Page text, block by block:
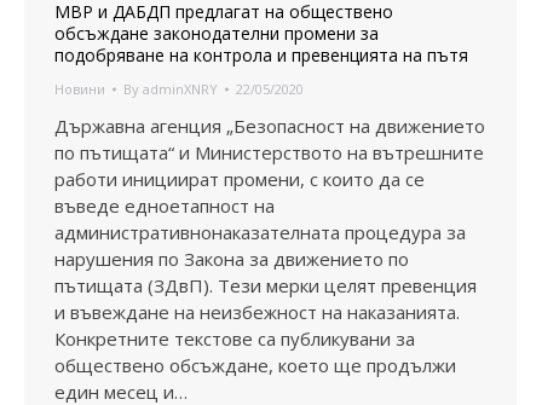
МВР и ДАБДП предлагат на обществено
обсъждане законодателни промени за
подобряване на контрола и превенцията на пътя
Новини By adminXNRY 22/05/2020
Държавна агенция „Безопасност на движението
по пътищата“ и Министерството на вътрешните
работи инициират промени, с които да се
въведе едноетапност на
административнонаказателната процедура за
нарушения по Закона за движението по
пътищата (ЗДвП). Тези мерки целят превенция
и въвеждане нa неизбежност на наказанията.
Конкретните текстове са публикувани за
обществено обсъждане, което ще продължи
един месец и…